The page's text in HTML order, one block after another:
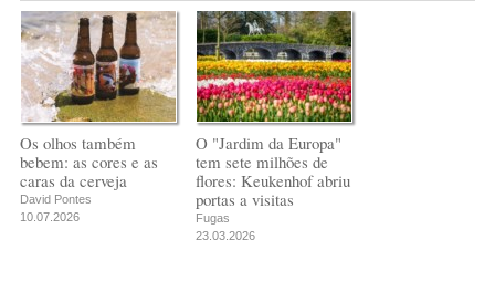
Os olhos também
bebem: as cores e as
caras da cerveja
David Pontes
10.07.2026
O "Jardim da Europa"
tem sete milhões de
flores: Keukenhof abriu
portas a visitas
Fugas
23.03.2026